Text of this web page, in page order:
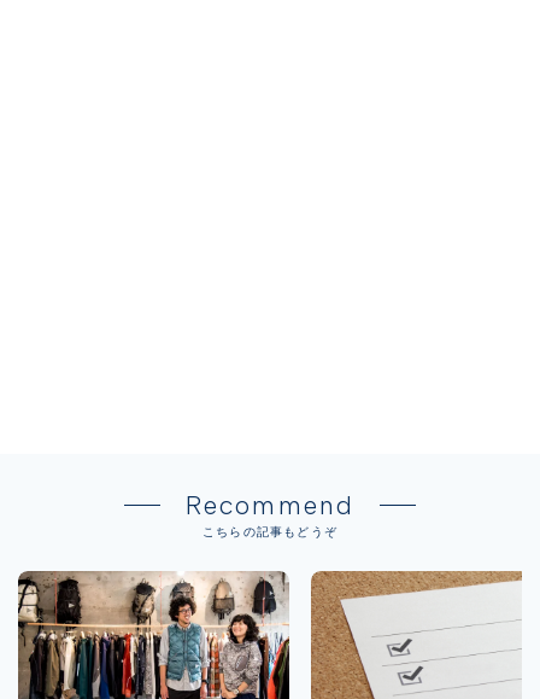
Recommend
こちらの記事もどうぞ